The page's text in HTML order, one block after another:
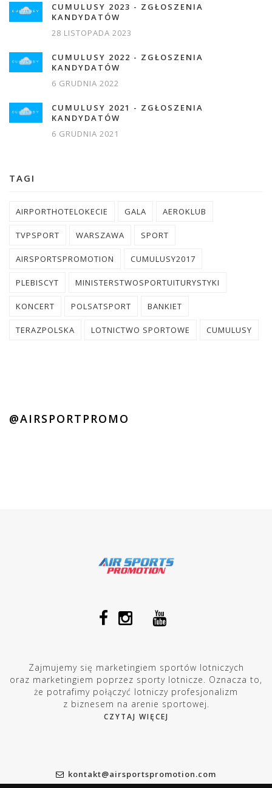
CUMULUSY 2023 - ZGŁOSZENIA
KANDYDATÓW
28 LISTOPADA 2023
CUMULUSY 2022 - ZGŁOSZENIA
KANDYDATÓW
6 GRUDNIA 2022
CUMULUSY 2021 - ZGŁOSZENIA
KANDYDATÓW
6 GRUDNIA 2021
TAGI
AIRPORTHOTELOKECIE GALA AEROKLUB
TVPSPORT WARSZAWA SPORT
AIRSPORTSPROMOTION CUMULUSY2017
PLEBISCYT MINISTERSTWOSPORTUITURYSTYKI
KONCERT POLSATSPORT BANKIET
TERAZPOLSKA LOTNICTWO SPORTOWE CUMULUSY
@AIRSPORTPROMO
Zajmujemy się marketingiem sportów lotniczych
oraz marketingiem poprzez sporty lotnicze. Oznacza to,
że potrafimy połączyć lotniczy profesjonalizm
z biznesem na arenie sportowej.
CZYTAJ WIĘCEJ
kontakt@airsportspromotion.com